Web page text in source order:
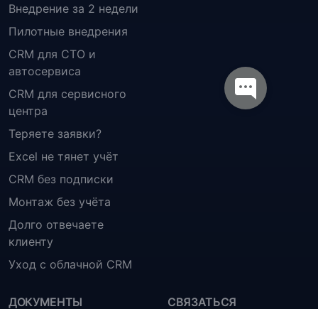
Внедрение за 2 недели
Пилотные внедрения
CRM для СТО и
автосервиса
CRM для сервисного
центра
Теряете заявки?
Excel не тянет учёт
CRM без подписки
Монтаж без учёта
Долго отвечаете
клиенту
Уход с облачной CRM
ДОКУМЕНТЫ СВЯЗАТЬСЯ